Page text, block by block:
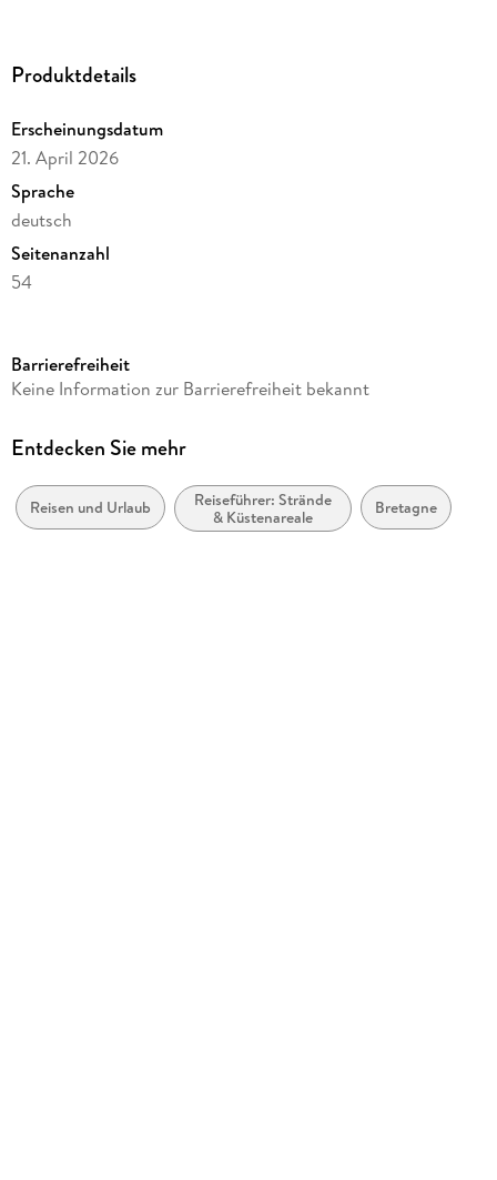
Kalenderverlag
Produktdetails
Erscheinungsdatum
21. April 2026
Sprache
deutsch
Seitenanzahl
54
Kamera/Fotos von
Verlag/Hersteller
Produktart
Kalender
Barrierefreiheit
Keine Information zur Barrierefreiheit bekannt
Entdecken Sie mehr
Reisen und Urlaub
Reiseführer: Strände
& Küstenareale
Bretagne